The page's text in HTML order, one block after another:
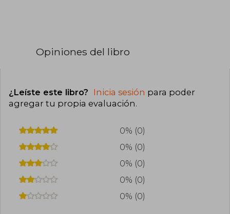
Opiniones del libro
¿Leíste este libro? Inicia sesión para poder
agregar tu propia evaluación.
0% (0)
0% (0)
0% (0)
0% (0)
0% (0)